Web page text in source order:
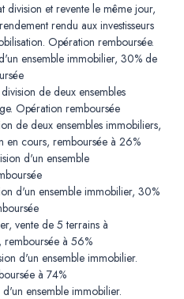
division et revente le même jour,
rendu aux investisseurs
Opération remboursée.
ensemble immobilier, 30% de
de deux ensembles
Opération remboursée
de deux ensembles immobiliers,
en cours, remboursée à 26%
d'un ensemble
d'un ensemble immobilier, 30%
vente de 5 terrains à
remboursée à 56%
d'un ensemble immobilier.
à 74%
ensemble immobilier.